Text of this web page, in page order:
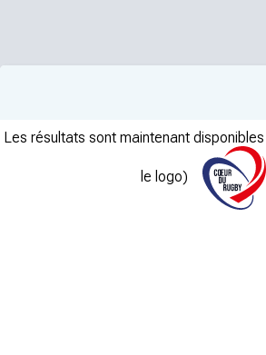
Les résultats sont maintenant
le logo)